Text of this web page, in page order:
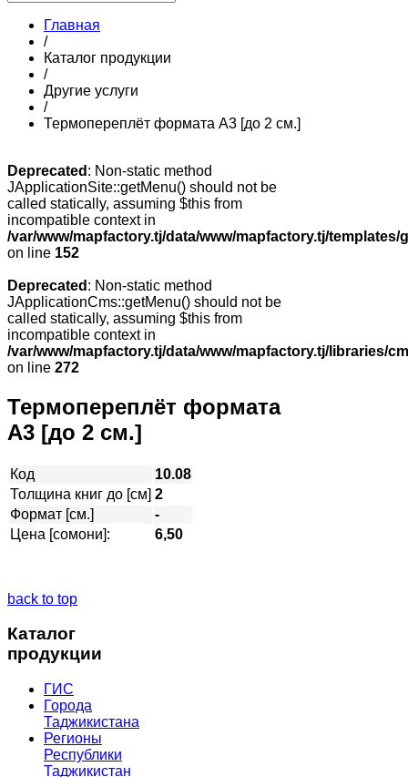
Главная
/
Каталог продукции
/
Другие услуги
/
Термопереплёт формата А3 [до 2 см.]
Deprecated : Non-static method
JApplicationSite::getMenu() should not be
called statically, assuming $this from
incompatible context in
/var/www/mapfactory.tj/data/www/mapfactory.tj/
on line 152
Deprecated : Non-static method
JApplicationCms::getMenu() should not be
called statically, assuming $this from
incompatible context in
/var/www/mapfactory.tj/data/www/mapfactory.tj/libraries/
on line 272
Термопереплёт формата
А3 [до 2 см.]
Код
10.08
Толщина книг до [см] 2
Формат [см.]
-
Цена [сомони]:
6,50
back to top
Каталог
продукции
ГИС
Города
Таджикистана
Регионы
Республики
Таджикистан